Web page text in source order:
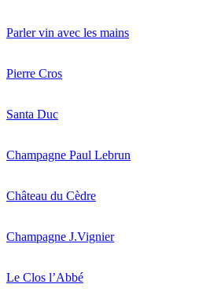
Parler vin avec les mains
Pierre Cros
Santa Duc
Champagne Paul Lebrun
Château du Cèdre
Champagne J.Vignier
Le Clos l’Abbé